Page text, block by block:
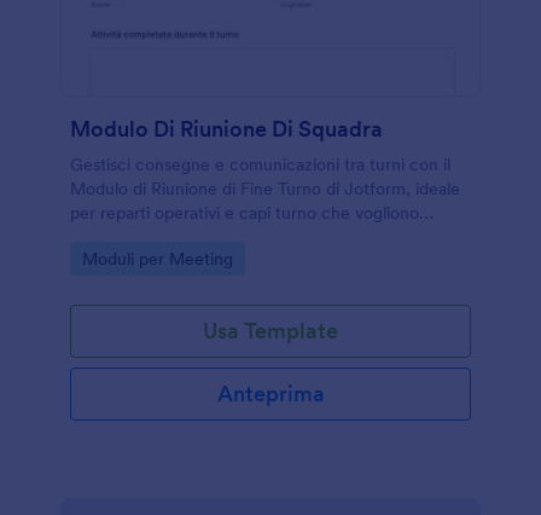
Modulo Di Riunione Di Squadra
Gestisci consegne e comunicazioni tra turni con il
Modulo di Riunione di Fine Turno di Jotform, ideale
per reparti operativi e capi turno che vogliono
Go to Category:
Moduli per Meeting
Usa Template
Anteprima